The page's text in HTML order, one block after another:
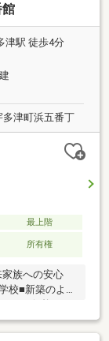
津駅 徒歩4分
津町浜五番丁
最上階
所有権
族への安心
■新築のよう
日当たり・風